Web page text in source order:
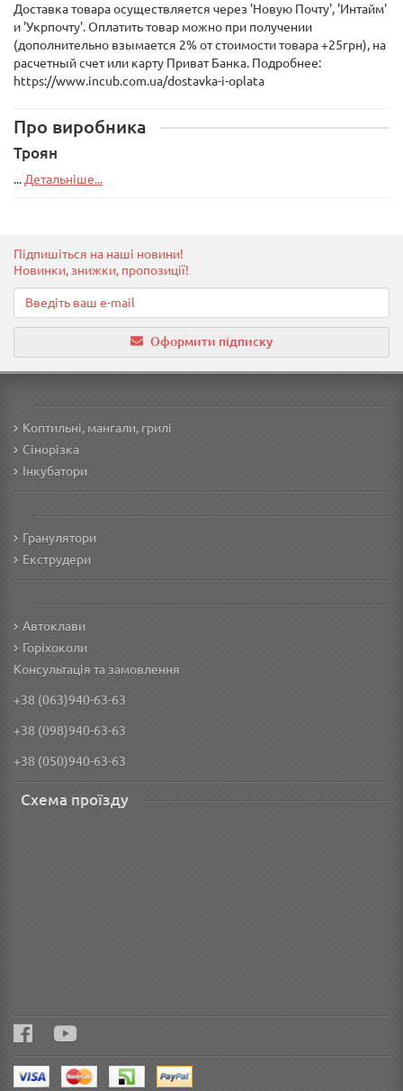
Доставка товара осуществляется через 'Новую Почту', 'Интайм'
и 'Укрпочту'. Оплатить товар можно при получении
(дополнительно взымается 2% от стоимости товара +25грн), на
расчетный счет или карту Приват Банка. Подробнее:
https://www.incub.com.ua/dostavka-i-oplata
Про виробника
Троян
... Детальніше...
Підпишіться на наші новини!
Новинки, знижки, пропозиції!
Оформити підписку
Коптильні, мангали, грилі
Сінорізка
Інкубатори
Гранулятори
Екструдери
Автоклави
Горіхоколи
Консультація та замовлення
+38 (063)940-63-63
+38 (098)940-63-63
+38 (050)940-63-63
Схема проїзду